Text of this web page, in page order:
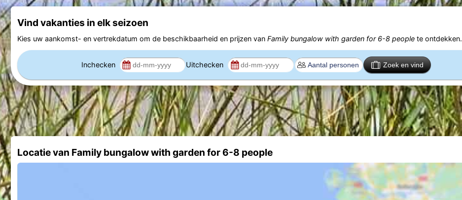
Vind vakanties in elk seizoen
Kies uw aankomst- en vertrekdatum om de beschikbaarheid en prijzen van Family bungalow with garden for 6-8 peoplete ontdekken.
Inchecken Uitchecken Zoek en vind
Locatie van Family bungalow with garden for 6-8 people